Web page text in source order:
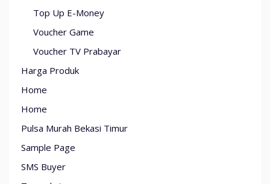
Top Up E-Money
Voucher Game
Voucher TV Prabayar
Harga Produk
Home
Home
Pulsa Murah Bekasi Timur
Sample Page
SMS Buyer